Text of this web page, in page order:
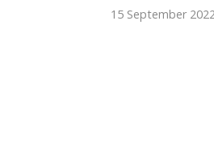
15 September